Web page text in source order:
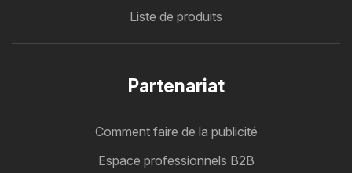
Liste de produits
Partenariat
Comment faire de la publicité
Espace professionnels B2B